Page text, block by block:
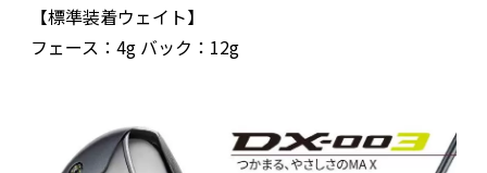
【標準装着ウェイト】
フェース：4g バック：12g